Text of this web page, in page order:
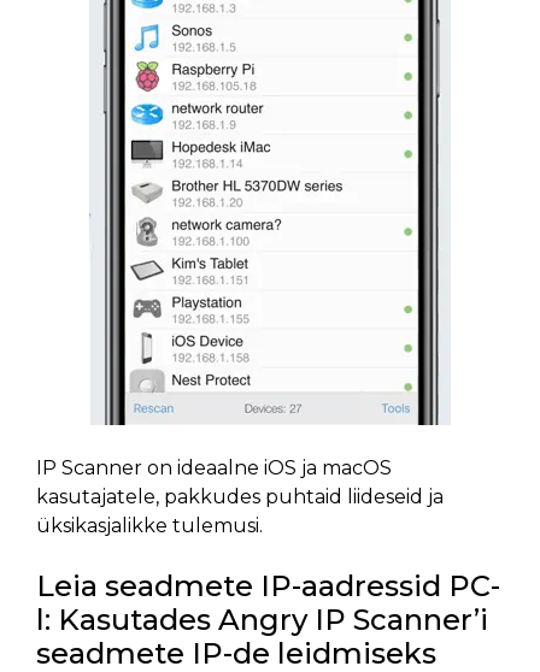
IP Scanner on ideaalne iOS ja macOS
kasutajatele, pakkudes puhtaid liideseid ja
üksikasjalikke tulemusi.
Leia seadmete IP-aadressid PC-
l: Kasutades Angry IP Scanner’i
seadmete IP-de leidmiseks